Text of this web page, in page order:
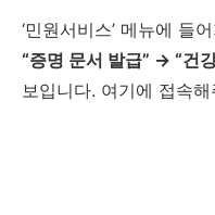
‘민원서비스’ 메뉴에 들
“증명 문서 발급” → “건
보입니다. 여기에 접속